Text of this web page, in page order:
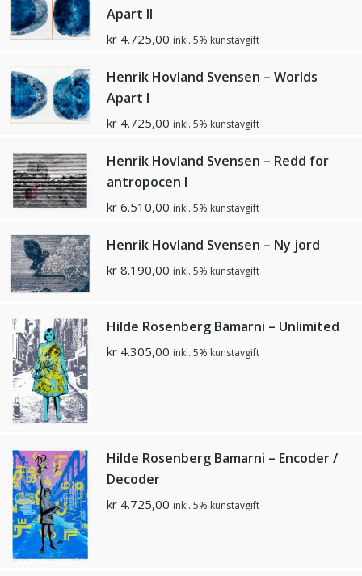
Apart II
kr 4.725,00 inkl. 5% kunstavgift
Henrik Hovland Svensen – Worlds
Apart I
kr 4.725,00 inkl. 5% kunstavgift
Henrik Hovland Svensen – Redd for
antropocen I
kr 6.510,00 inkl. 5% kunstavgift
Henrik Hovland Svensen – Ny jord
kr 8.190,00 inkl. 5% kunstavgift
Hilde Rosenberg Bamarni – Unlimited
kr 4.305,00 inkl. 5% kunstavgift
Hilde Rosenberg Bamarni – Encoder /
Decoder
kr 4.725,00 inkl. 5% kunstavgift